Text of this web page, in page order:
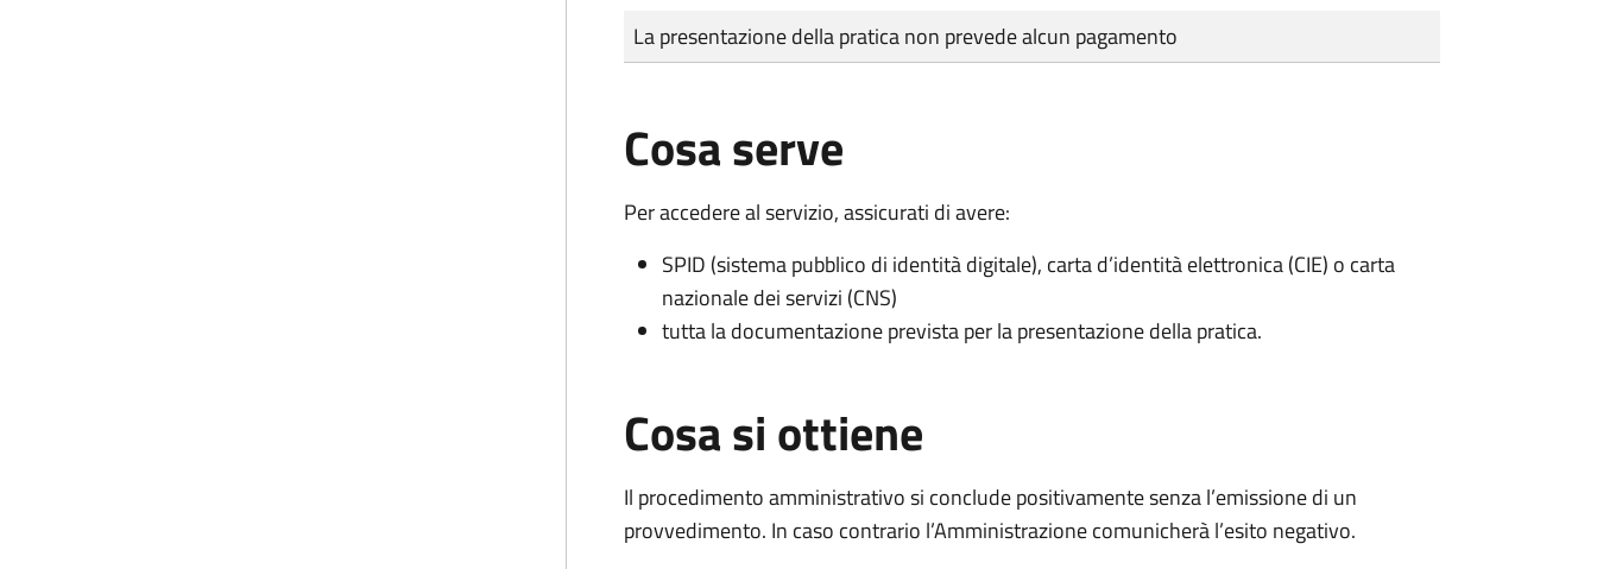
Tipo di pagamento
Importo
La presentazione della pratica non prevede alcun pagamento
Cosa serve
Per accedere al servizio, assicurati di avere:
SPID (sistema pubblico di identità digitale), carta d’identità elettronica (CIE) o carta
nazionale dei servizi (CNS)
tutta la documentazione prevista per la presentazione della pratica.
Cosa si ottiene
Il procedimento amministrativo si conclude positivamente senza l’emissione di un
provvedimento. In caso contrario l’Amministrazione comunicherà l’esito negativo.